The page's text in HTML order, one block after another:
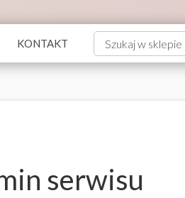
KONTAKT
serwisu